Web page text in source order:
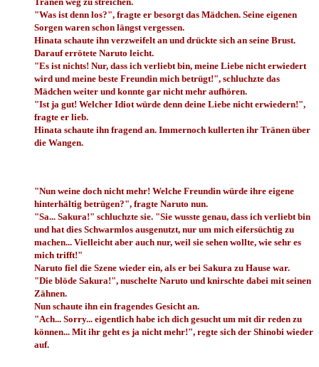
"Was ist denn los?", fragte er besorgt das Mädchen. Seine eigenen
Sorgen waren schon längst vergessen.
Hinata schaute ihn verzweifelt an und drückte sich an seine Brust.
Darauf errötete Naruto leicht.
"Es ist nichts! Nur, dass ich verliebt bin, meine Liebe nicht erwiedert
wird und meine beste Freundin mich betrügt!", schluchzte das
Mädchen weiter und konnte gar nicht mehr aufhören.
"Ist ja gut! Welcher Idiot würde denn deine Liebe nicht erwiedern!",
fragte er lieb.
Hinata schaute ihn fragend an. Immernoch kullerten ihr Tränen über
die Wangen.
"Nun weine doch nicht mehr! Welche Freundin würde ihre eigene
hinterhältig betrügen?", fragte Naruto nun.
"Sa... Sakura!" schluchzte sie. "Sie wusste genau, dass ich verliebt bin
und hat dies Schwarmlos ausgenutzt, nur um mich eifersüchtig zu
machen... Vielleicht aber auch nur, weil sie sehen wollte, wie sehr es
mich trifft!"
Naruto fiel die Szene wieder ein, als er bei Sakura zu Hause war.
"Die blöde Sakura!", nuschelte Naruto und knirschte dabei mit seinen
Zähnen.
Nun schaute ihn ein fragendes Gesicht an.
"Ach... Sorry... eigentlich habe ich dich gesucht um mit dir reden zu
können... Mit ihr geht es ja nicht mehr!", regte sich der Shinobi wieder
auf.